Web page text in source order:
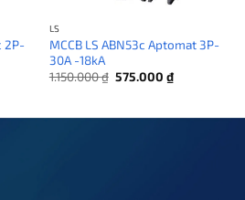
2P-
LS
MCCB LS ABN53c Aptomat 3P-
30A -18kA
1.150.000₫ Giá
gốc
575.000 ₫Giá
hiện
575.000 ₫.